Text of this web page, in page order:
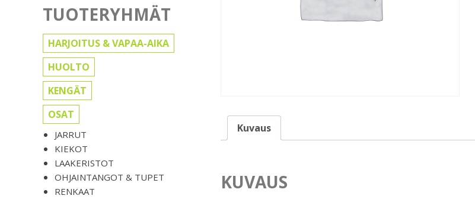
TUOTERYHMÄT
HARJOITUS & VAPAA-AIKA
HUOLTO
KENGÄT
OSAT
JARRUT
KIEKOT
LAAKERISTOT
OHJAINTANGOT & TUPET
RENKAAT
Kuvaus
KUVAUS